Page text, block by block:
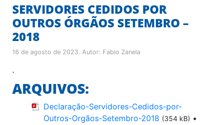
SERVIDORES CEDIDOS POR
OUTROS ÓRGÃOS SETEMBRO –
2018
16 de agosto de 2023. Autor: Fabio Zanela
.
ARQUIVOS:
Declaração-Servidores-Cedidos-por-
Outros-Orgãos-Setembro-2018 (354 kB) •